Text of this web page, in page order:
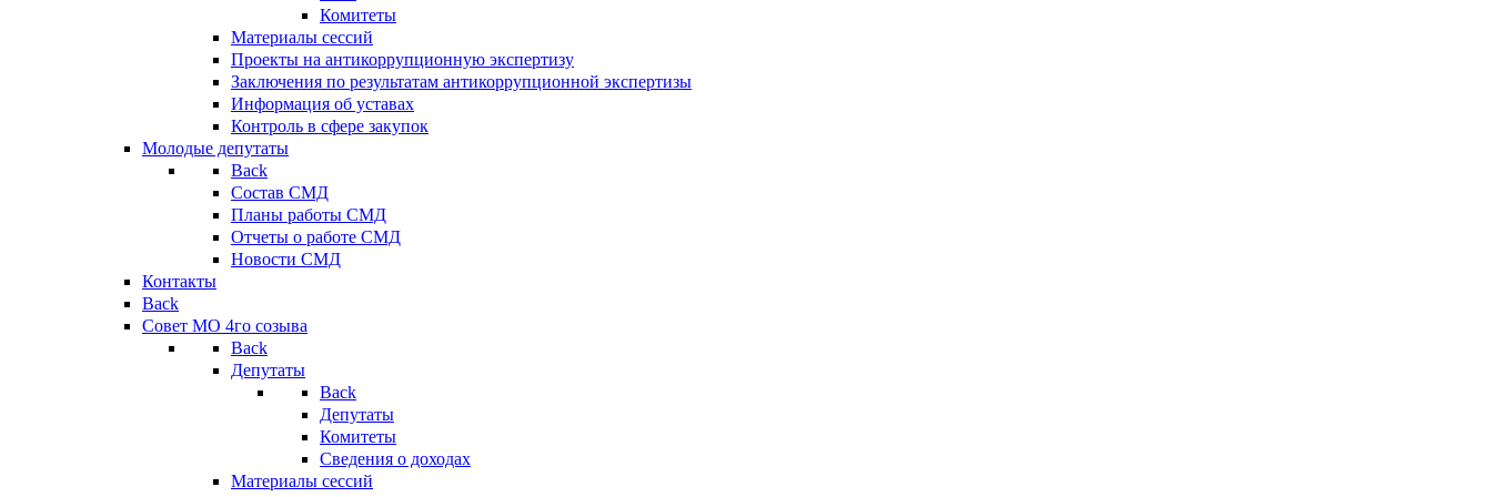
Комитеты
Материалы сессий
Проекты на антикоррупционную экспертизу
Заключения по результатам антикоррупционной экспертизы
Информация об уставах
Контроль в сфере закупок
Молодые депутаты
Back
Состав СМД
Планы работы СМД
Отчеты о работе СМД
Новости СМД
Контакты
Back
Совет МО 4го созыва
Back
Депутаты
Back
Депутаты
Комитеты
Сведения о доходах
Материалы сессий